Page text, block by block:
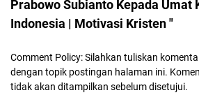
Prabowo Subianto Kepada Umat
Indonesia | Motivasi Kristen "
Comment Policy: Silahkan tuliskan
dengan topik postingan halaman ini.
tidak akan ditampilkan sebelum disetujui.